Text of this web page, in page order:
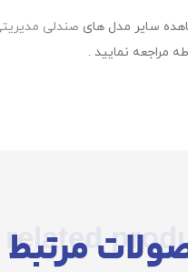
سایر مدل های صندلی
مراجعه نمایید .
related
مرتبط